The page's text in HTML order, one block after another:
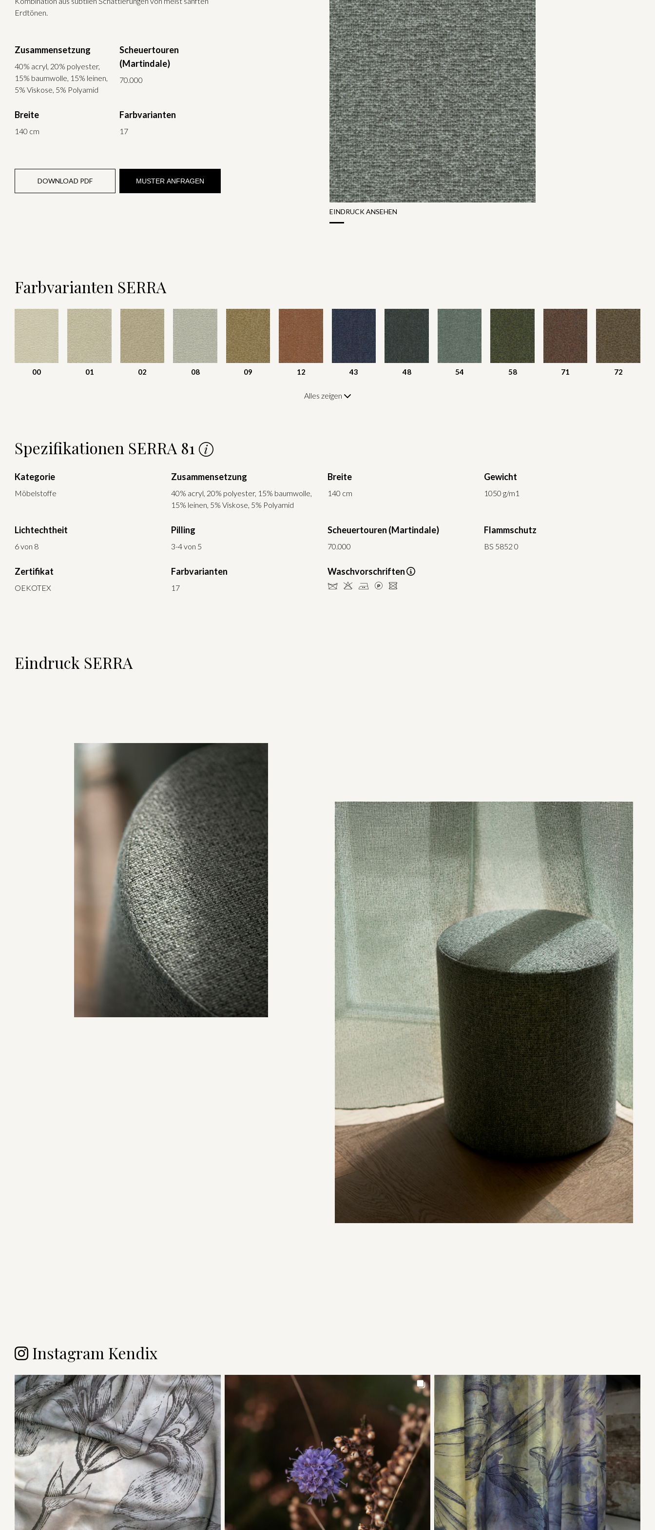
Erdtönen.
Zusammensetzung
40% acryl, 20% polyester,
15% baumwolle, 15% leinen,
5% Viskose, 5% Polyamid
Scheuertouren
(Martindale)
70.000
Breite
140 cm
Farbvarianten
17
DOWNLOAD PDF MUSTER ANFRAGEN
EINDRUCK ANSEHEN
Farbvarianten SERRA
00 01 02 08 09 12 43 48 54 58 71 72
Alles zeigen
Spezifikationen SERRA 81
Kategorie
Möbelstoffe
Zusammensetzung
40% acryl, 20% polyester, 15% baumwolle,
15% leinen, 5% Viskose, 5% Polyamid
Breite
140 cm
Gewicht
1050 g/m1
Lichtechtheit
6 von 8
Pilling
3-4 von 5
Scheuertouren (Martindale)
70.000
Flammschutz
BS 5852 0
Zertifikat
OEKOTEX
Farbvarianten
17
Waschvorschriften
dHELU
Eindruck SERRA
Instagram Kendix